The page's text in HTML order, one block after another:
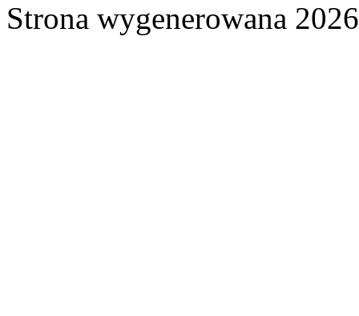
Strona wygenerowana